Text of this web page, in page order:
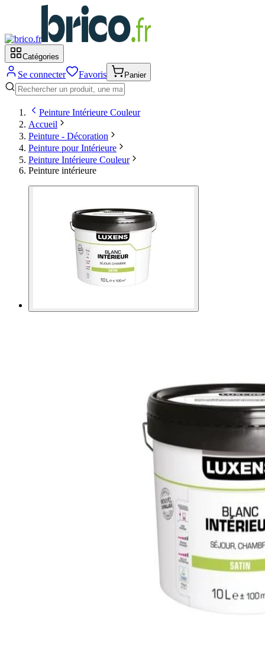
Catégories
Se connecter Favoris Panier
Peinture Intérieure Couleur
Accueil
Peinture - Décoration
Peinture pour Intérieure
Peinture Intérieure Couleur
Peinture intérieure